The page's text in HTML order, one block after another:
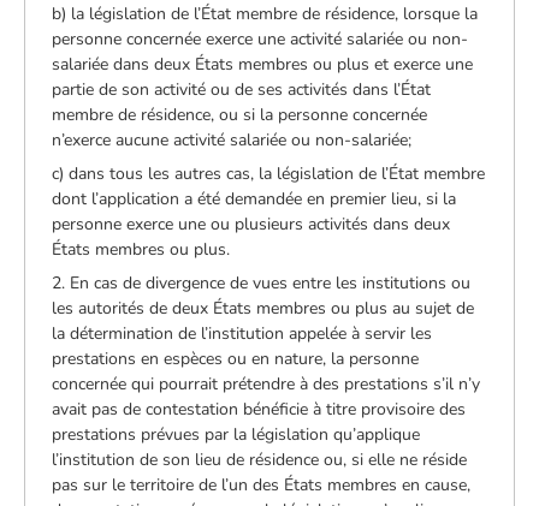
b) la législation de l’État membre de résidence, lorsque la
personne concernée exerce une activité salariée ou non-
salariée dans deux États membres ou plus et exerce une
partie de son activité ou de ses activités dans l’État
membre de résidence, ou si la personne concernée
n’exerce aucune activité salariée ou non-salariée;
c) dans tous les autres cas, la législation de l’État membre
dont l’application a été demandée en premier lieu, si la
personne exerce une ou plusieurs activités dans deux
États membres ou plus.
2. En cas de divergence de vues entre les institutions ou
les autorités de deux États membres ou plus au sujet de
la détermination de l’institution appelée à servir les
prestations en espèces ou en nature, la personne
concernée qui pourrait prétendre à des prestations s’il n’y
avait pas de contestation bénéficie à titre provisoire des
prestations prévues par la législation qu’applique
l’institution de son lieu de résidence ou, si elle ne réside
pas sur le territoire de l’un des États membres en cause,